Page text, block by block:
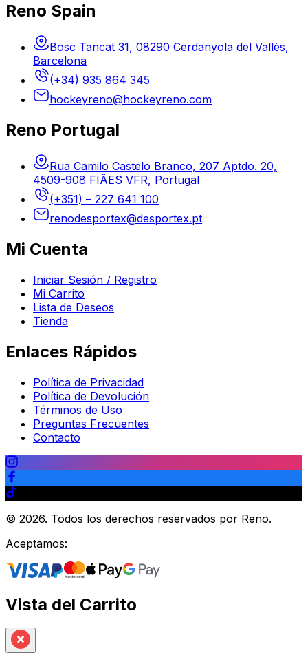
Reno Spain
Bosc Tancat 31, 08290 Cerdanyola del Vallès,
Barcelona
(+34) 935 864 345
hockeyreno@hockeyreno.com
Reno Portugal
Rua Camilo Castelo Branco, 207 Aptdo. 20,
4509-908 FIÃES VFR, Portugal
(+351) – 227 641 100
renodesportex@desportex.pt
Mi Cuenta
Iniciar Sesión / Registro
Mi Carrito
Lista de Deseos
Tienda
Enlaces Rápidos
Política de Privacidad
Política de Devolución
Términos de Uso
Preguntas Frecuentes
Contacto
© 2026. Todos los derechos reservados por Reno.
Aceptamos:
Vista del Carrito